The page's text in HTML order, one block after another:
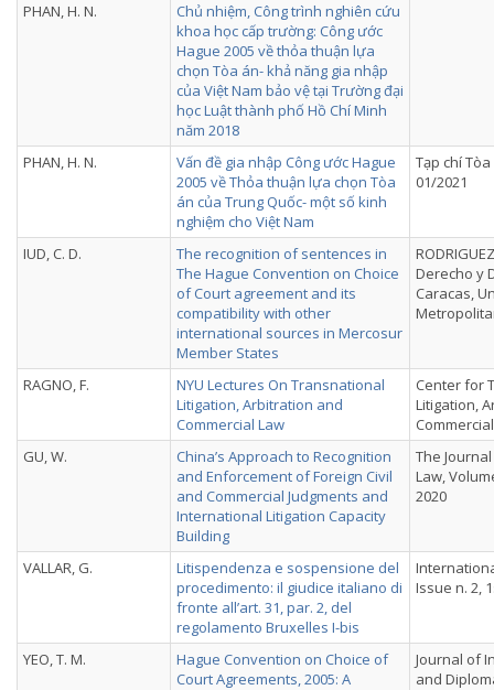
PHAN, H. N.
Chủ nhiệm, Công trình nghiên cứu
khoa học cấp trường: Công ước
Hague 2005 về thỏa thuận lựa
chọn Tòa án- khả năng gia nhập
của Việt Nam bảo vệ tại Trường đại
học Luật thành phố Hồ Chí Minh
năm 2018
PHAN, H. N.
Vấn đề gia nhập Công ước Hague
2005 về Thỏa thuận lựa chọn Tòa
án của Trung Quốc- một số kinh
nghiệm cho Việt Nam
Tạp chí
01/2021
IUD, C. D.
The recognition of sentences in
The Hague Convention on Choice
of Court agreement and its
compatibility with other
international sources in Mercosur
Member States
Derecho y
Caracas,
RAGNO, F.
NYU Lectures On Transnational
Litigation, Arbitration and
Commercial Law
Center for
Litigation,
GU, W.
China’s Approach to Recognition
and Enforcement of Foreign Civil
and Commercial Judgments and
International Litigation Capacity
Building
The
Law,
2020
VALLAR, G.
Litispendenza e sospensione del
procedimento: il giudice italiano di
fronte all’art. 31, par. 2, del
regolamento Bruxelles I-bis
Issue n. 2,
YEO, T. M.
Hague Convention on Choice of
Court Agreements, 2005: A
Journal of
and